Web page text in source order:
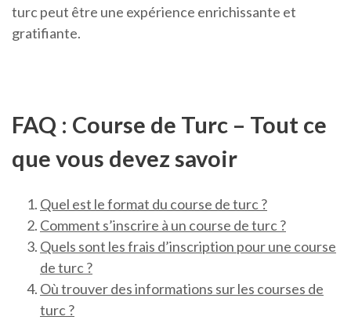
turc peut être une expérience enrichissante et
gratifiante.
FAQ : Course de Turc – Tout ce
que vous devez savoir
Quel est le format du course de turc ?
Comment s’inscrire à un course de turc ?
Quels sont les frais d’inscription pour une course
de turc ?
Où trouver des informations sur les courses de
turc ?